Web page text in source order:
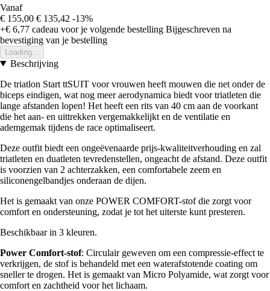
Vanaf
€ 155,00 € 135,42 -13%
+€ 6,77 cadeau voor je volgende bestelling Bijgeschreven na
bevestiging van je bestelling
Loading...
Beschrijving
De triatlon Start ttSUIT voor vrouwen heeft mouwen die net onder de
biceps eindigen, wat nog meer aerodynamica biedt voor triatleten die
lange afstanden lopen! Het heeft een rits van 40 cm aan de voorkant
die het aan- en uittrekken vergemakkelijkt en de ventilatie en
ademgemak tijdens de race optimaliseert.
Deze outfit biedt een ongeëvenaarde prijs-kwaliteitverhouding en zal
triatleten en duatleten tevredenstellen, ongeacht de afstand. Deze outfit
is voorzien van 2 achterzakken, een comfortabele zeem en
siliconengelbandjes onderaan de dijen.
Het is gemaakt van onze POWER COMFORT-stof die zorgt voor
comfort en ondersteuning, zodat je tot het uiterste kunt presteren.
Beschikbaar in 3 kleuren.
Power Comfort-stof: Circulair geweven om een compressie-effect te
verkrijgen, de stof is behandeld met een waterafstotende coating om
sneller te drogen. Het is gemaakt van Micro Polyamide, wat zorgt voor
comfort en zachtheid voor het lichaam.